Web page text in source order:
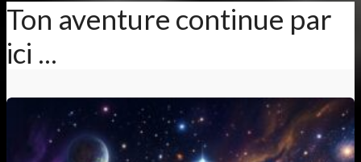
Ton aventure continue par
ici ...